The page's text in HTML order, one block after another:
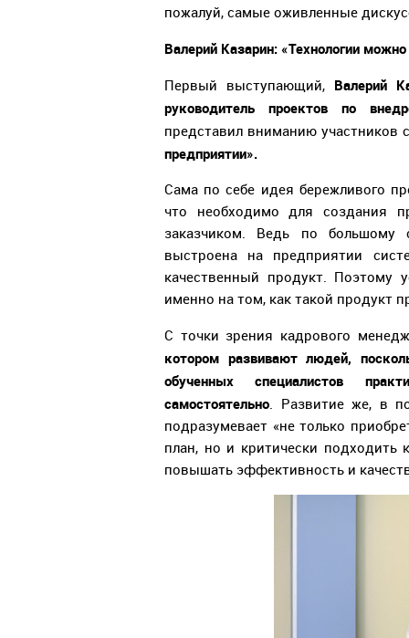
пожалуй, самые оживленные
Валерий Казарин: «Технологии
Первый выступающий, Валерий
руководитель проектов по
представил вниманию участников
предприятии».
Сама по себе идея бережливого
что необходимо для создания
заказчиком. Ведь по большому
выстроена на предприятии
качественный продукт. Поэтому
именно на том, как такой продукт
С точки зрения кадрового
котором развивают людей,
обученных специалистов
самостоятельно. Развитие же, в
подразумевает «не только
план, но и критически подходить
повышать эффективность и